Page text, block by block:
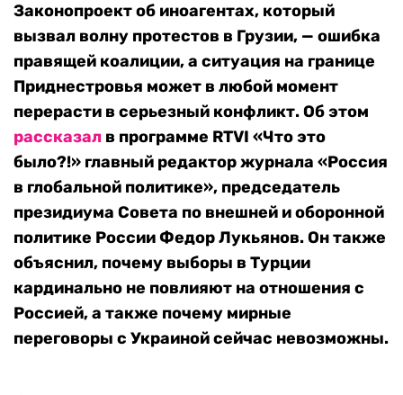
Законопроект об иноагентах, который
вызвал волну протестов в Грузии, — ошибка
правящей коалиции, а ситуация на границе
Приднестровья может в любой момент
перерасти в серьезный конфликт. Об этом
рассказал в программе RTVI «Что это
было?!» главный редактор журнала «Россия
в глобальной политике», председатель
президиума Совета по внешней и оборонной
политике России Федор Лукьянов. Он также
объяснил, почему выборы в Турции
кардинально не повлияют на отношения с
Россией, а также почему мирные
переговоры с Украиной сейчас невозможны.